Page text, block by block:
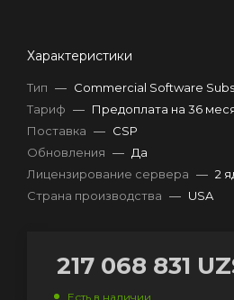
Характеристики
Тип — Commercial Software
Тариф — Предоплата на 36
Поставка — CSP
Обновления — Да
Лицензирование сервера — 2
Страна производства — USA
217 068 831
Есть в наличии